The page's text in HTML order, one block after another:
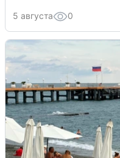
5 августа 0